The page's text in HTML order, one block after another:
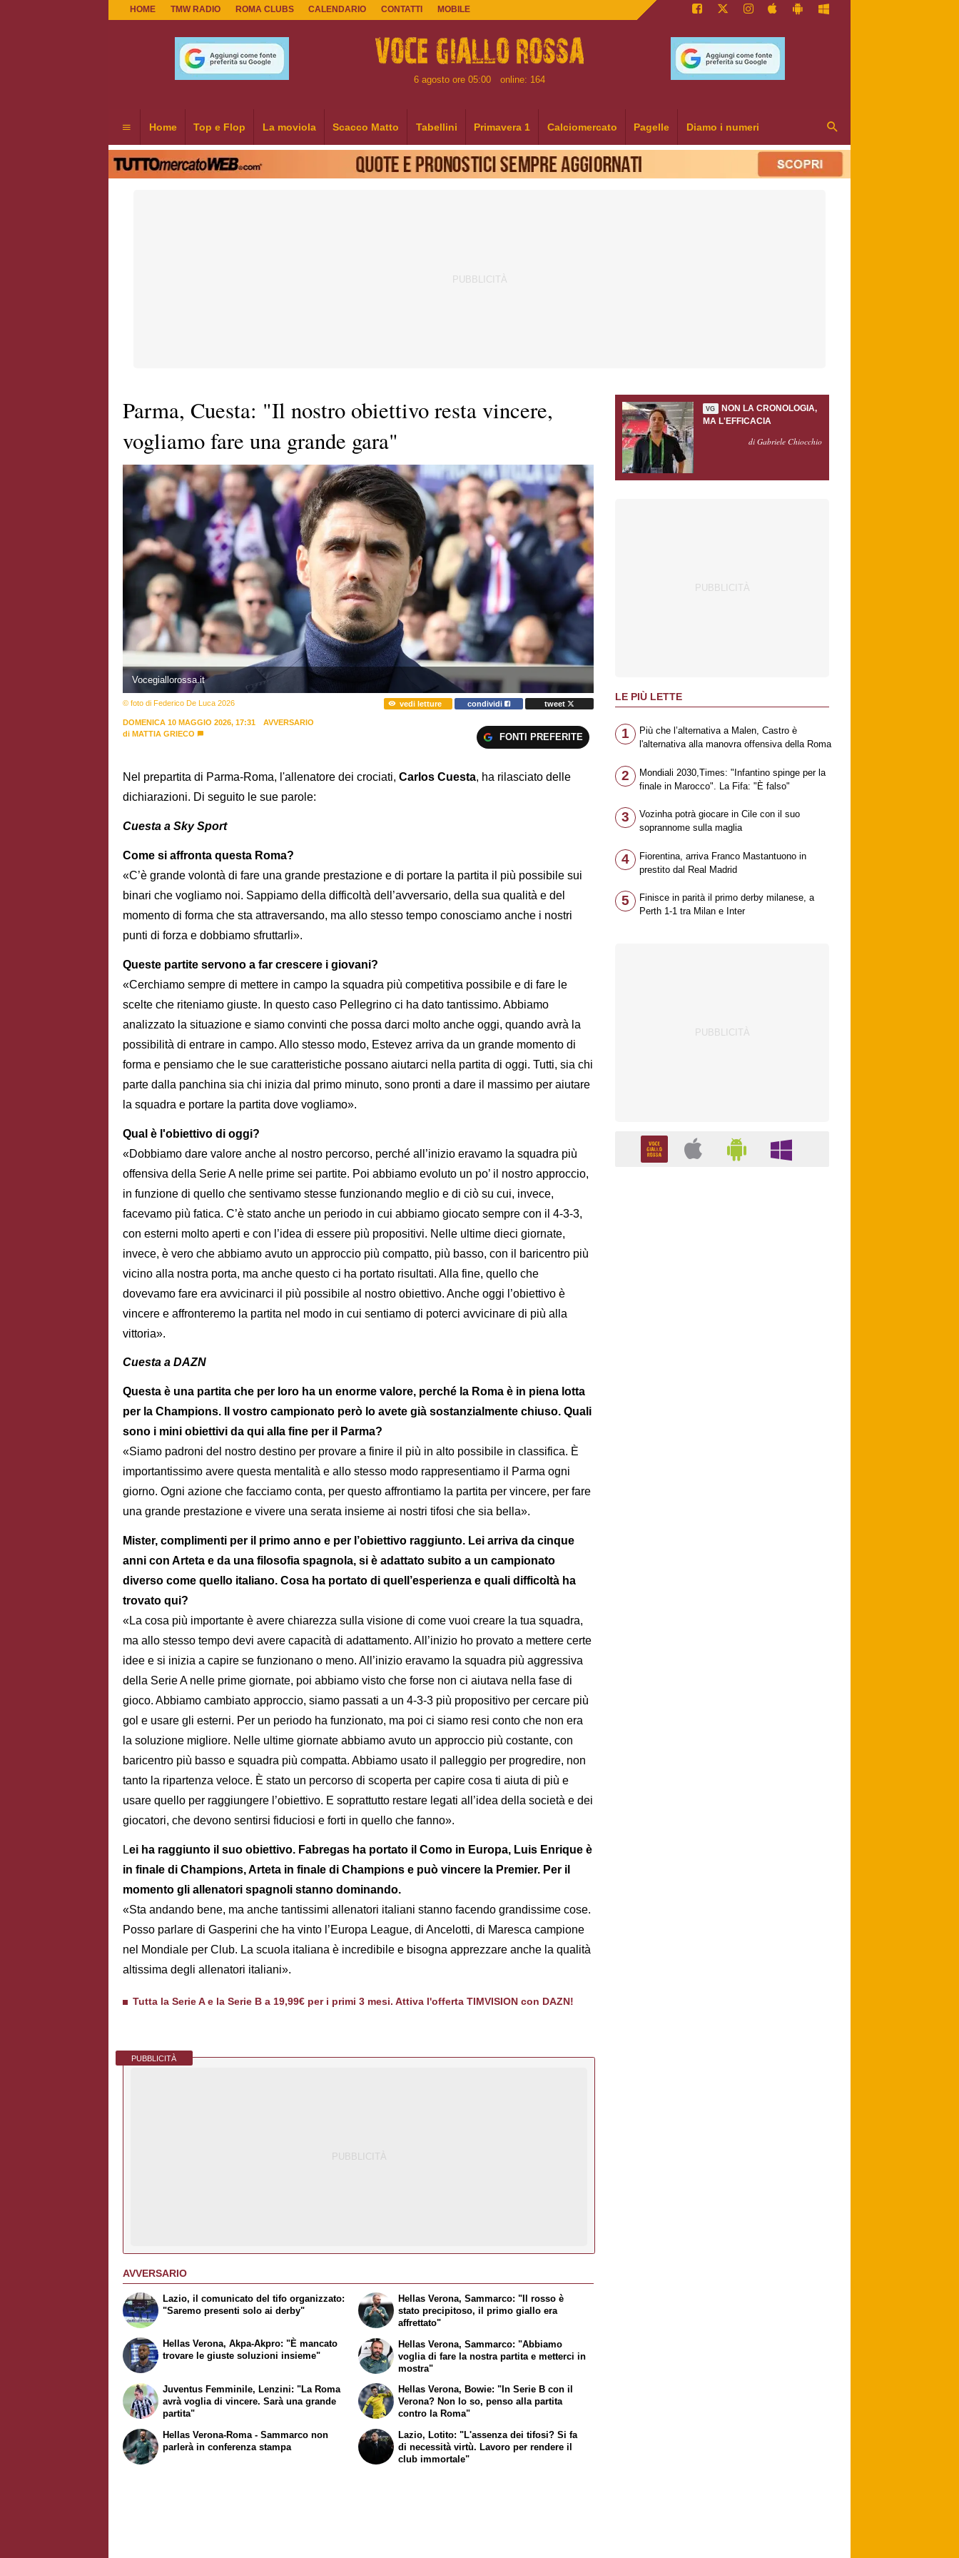
HOME TMW RADIO ROMA CLUBS CALENDARIO CONTATTI MOBILE
6 agosto ore 05:00 online: 164
Home Top e Flop La moviola Scacco Matto Tabellini Primavera 1 Calciomercato Pagelle Diamo i numeri
Parma, Cuesta: "Il nostro obiettivo resta vincere,
vogliamo fare una grande gara"
Vocegiallorossa.it
© foto di Federico De Luca 2026 vedi letture condividi tweet
DOMENICA 10 MAGGIO 2026, 17:31
AVVERSARIO
di MATTIA GRIECO FONTI PREFERITE
Nel prepartita di Parma-Roma, l'allenatore dei crociati, Carlos Cuesta, ha rilasciato delle
dichiarazioni. Di seguito le sue parole:
Cuesta a Sky Sport
Come si affronta questa Roma?
«C’è grande volontà di fare una grande prestazione e di portare la partita il più possibile sui
binari che vogliamo noi. Sappiamo della difficoltà dell’avversario, della sua qualità e del
momento di forma che sta attraversando, ma allo stesso tempo conosciamo anche i nostri
punti di forza e dobbiamo sfruttarli».
Queste partite servono a far crescere i giovani?
«Cerchiamo sempre di mettere in campo la squadra più competitiva possibile e di fare le
scelte che riteniamo giuste. In questo caso Pellegrino ci ha dato tantissimo. Abbiamo
analizzato la situazione e siamo convinti che possa darci molto anche oggi, quando avrà la
possibilità di entrare in campo. Allo stesso modo, Estevez arriva da un grande momento di
forma e pensiamo che le sue caratteristiche possano aiutarci nella partita di oggi. Tutti, sia chi
parte dalla panchina sia chi inizia dal primo minuto, sono pronti a dare il massimo per aiutare
la squadra e portare la partita dove vogliamo».
Qual è l'obiettivo di oggi?
«Dobbiamo dare valore anche al nostro percorso, perché all’inizio eravamo la squadra più
offensiva della Serie A nelle prime sei partite. Poi abbiamo evoluto un po’ il nostro approccio,
in funzione di quello che sentivamo stesse funzionando meglio e di ciò su cui, invece,
facevamo più fatica. C’è stato anche un periodo in cui abbiamo giocato sempre con il 4-3-3,
con esterni molto aperti e con l’idea di essere più propositivi. Nelle ultime dieci giornate,
invece, è vero che abbiamo avuto un approccio più compatto, più basso, con il baricentro più
vicino alla nostra porta, ma anche questo ci ha portato risultati. Alla fine, quello che
dovevamo fare era avvicinarci il più possibile al nostro obiettivo. Anche oggi l’obiettivo è
vincere e affronteremo la partita nel modo in cui sentiamo di poterci avvicinare di più alla
vittoria».
Cuesta a DAZN
Questa è una partita che per loro ha un enorme valore, perché la Roma è in piena lotta
per la Champions. Il vostro campionato però lo avete già sostanzialmente chiuso. Quali
sono i mini obiettivi da qui alla fine per il Parma?
«Siamo padroni del nostro destino per provare a finire il più in alto possibile in classifica. È
importantissimo avere questa mentalità e allo stesso modo rappresentiamo il Parma ogni
giorno. Ogni azione che facciamo conta, per questo affrontiamo la partita per vincere, per fare
una grande prestazione e vivere una serata insieme ai nostri tifosi che sia bella».
Mister, complimenti per il primo anno e per l’obiettivo raggiunto. Lei arriva da cinque
anni con Arteta e da una filosofia spagnola, si è adattato subito a un campionato
diverso come quello italiano. Cosa ha portato di quell’esperienza e quali difficoltà ha
trovato qui?
«La cosa più importante è avere chiarezza sulla visione di come vuoi creare la tua squadra,
ma allo stesso tempo devi avere capacità di adattamento. All’inizio ho provato a mettere certe
idee e si inizia a capire se funzionano o meno. All’inizio eravamo la squadra più aggressiva
della Serie A nelle prime giornate, poi abbiamo visto che forse non ci aiutava nella fase di
gioco. Abbiamo cambiato approccio, siamo passati a un 4-3-3 più propositivo per cercare più
gol e usare gli esterni. Per un periodo ha funzionato, ma poi ci siamo resi conto che non era
la soluzione migliore. Nelle ultime giornate abbiamo avuto un approccio più costante, con
baricentro più basso e squadra più compatta. Abbiamo usato il palleggio per progredire, non
tanto la ripartenza veloce. È stato un percorso di scoperta per capire cosa ti aiuta di più e
usare quello per raggiungere l’obiettivo. E soprattutto restare legati all’idea della società e dei
giocatori, che devono sentirsi fiduciosi e forti in quello che fanno».
Lei ha raggiunto il suo obiettivo. Fabregas ha portato il Como in Europa, Luis Enrique è
in finale di Champions, Arteta in finale di Champions e può vincere la Premier. Per il
momento gli allenatori spagnoli stanno dominando.
«Sta andando bene, ma anche tantissimi allenatori italiani stanno facendo grandissime cose.
Posso parlare di Gasperini che ha vinto l’Europa League, di Ancelotti, di Maresca campione
nel Mondiale per Club. La scuola italiana è incredibile e bisogna apprezzare anche la qualità
altissima degli allenatori italiani».
Tutta la Serie A e la Serie B a 19,99€ per i primi 3 mesi. Attiva l'offerta TIMVISION con DAZN!
PUBBLICITÀ
AVVERSARIO
Lazio, il comunicato del tifo organizzato:
"Saremo presenti solo ai derby"
Hellas Verona, Akpa-Akpro: "È mancato
trovare le giuste soluzioni insieme"
Hellas Verona, Sammarco: "Il rosso è
stato precipitoso, il primo giallo era
affrettato"
Hellas Verona, Sammarco: "Abbiamo
voglia di fare la nostra partita e metterci in
mostra"
Juventus Femminile, Lenzini: "La Roma
avrà voglia di vincere. Sarà una grande
partita"
Hellas Verona-Roma - Sammarco non
parlerà in conferenza stampa
Hellas Verona, Bowie: "In Serie B con il
Verona? Non lo so, penso alla partita
contro la Roma"
Lazio, Lotito: "L'assenza dei tifosi? Si fa
di necessità virtù. Lavoro per rendere il
club immortale"
VG
NON LA CRONOLOGIA,
MA L'EFFICACIA
di Gabriele Chiocchio
LE PIÙ LETTE
1
Più che l’alternativa a Malen, Castro è
l'alternativa alla manovra offensiva della Roma
2
Mondiali 2030,Times: "Infantino spinge per la
finale in Marocco". La Fifa: "È falso"
3
Vozinha potrà giocare in Cile con il suo
soprannome sulla maglia
4
Fiorentina, arriva Franco Mastantuono in
prestito dal Real Madrid
5
Finisce in parità il primo derby milanese, a
Perth 1-1 tra Milan e Inter